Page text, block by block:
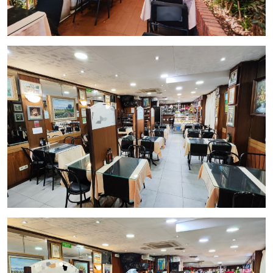
equipada con 4 mesas para 4 personas cada una,
brindando un espacio acogedor tanto para el verano
como para el invierno.
Equipamiento Completo y Funcionamiento Estable:
La cocina está completamente equipada con
freidoras, horno, neveras y todo lo necesario para
continuar con la actividad. Con una trayectoria de
43 años en actividad y una facturación promedio de
2.000 euros al día (60.000 euros al mes), este
restaurante goza de una clientela fiel y constante.
Traspaso y Alquiler Atractivos:
Traspaso: 297.000 euros.
Alquiler mensual: 2.500 euros más IVA.
Esta es una oportunidad excepcional para adquirir un
restaurante consolidado y rentable en una ubicación
estratégica de La Bonanova, Sarrià, Barcelona. ¡Contáctenos
para más detalles o para concertar una visita!